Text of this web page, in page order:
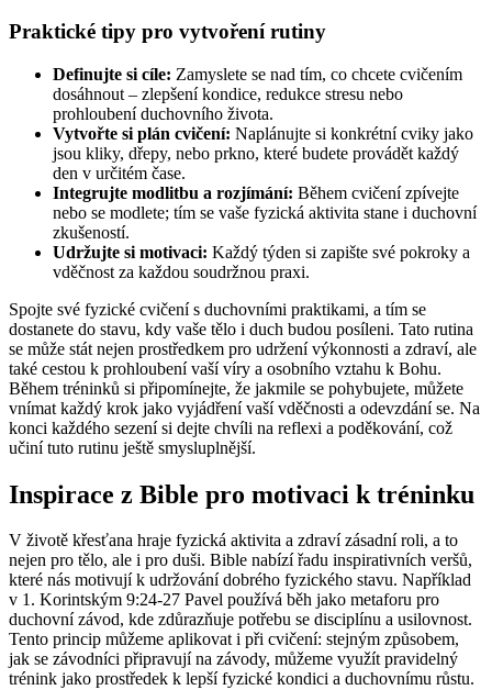
Praktické tipy pro vytvoření rutiny
Definujte si cíle: Zamyslete se nad tím, co chcete cvičením
dosáhnout – zlepšení kondice, redukce stresu nebo
prohloubení duchovního života.
Vytvořte si plán cvičení: Naplánujte si konkrétní cviky jako
jsou kliky, dřepy, nebo prkno, které budete provádět každý
den v určitém čase.
Integrujte modlitbu a rozjímání: Během cvičení zpívejte
nebo se modlete; tím se vaše fyzická aktivita stane i duchovní
zkušeností.
Udržujte si motivaci: Každý týden si zapište své pokroky a
vděčnost za každou soudržnou praxi.
Spojte své fyzické cvičení s duchovními praktikami, a tím se
dostanete do stavu, kdy vaše tělo i duch budou posíleni. Tato rutina
se může stát nejen prostředkem pro udržení výkonnosti a zdraví, ale
také cestou k prohloubení vaší víry a osobního vztahu k Bohu.
Během tréninků si připomínejte, že jakmile se pohybujete, můžete
vnímat každý krok jako vyjádření vaší vděčnosti a odevzdání se. Na
konci každého sezení si dejte chvíli na reflexi a poděkování, což
učiní tuto rutinu ještě smysluplnější.
Inspirace z Bible pro motivaci k tréninku
V životě křesťana hraje fyzická aktivita a zdraví zásadní roli, a to
nejen pro tělo, ale i pro duši. Bible nabízí řadu inspirativních veršů,
které nás motivují k udržování dobrého fyzického stavu. Například
v 1. Korintským 9:24-27 Pavel používá běh jako metaforu pro
duchovní závod, kde zdůrazňuje potřebu se disciplínu a usilovnost.
Tento princip můžeme aplikovat i při cvičení: stejným způsobem,
jak se závodníci připravují na závody, můžeme využít pravidelný
trénink jako prostředek k lepší fyzické kondici a duchovnímu růstu.